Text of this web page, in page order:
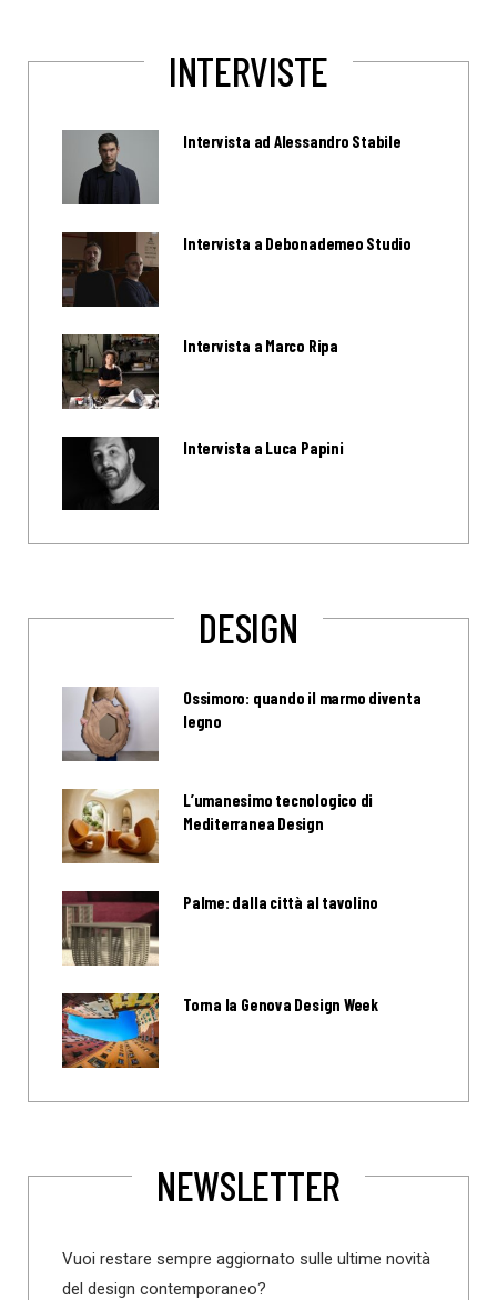
INTERVISTE
Intervista ad Alessandro Stabile
Intervista a Debonademeo Studio
Intervista a Marco Ripa
Intervista a Luca Papini
DESIGN
Ossimoro: quando il marmo diventa
legno
L’umanesimo tecnologico di
Mediterranea Design
Palme: dalla città al tavolino
Torna la Genova Design Week
NEWSLETTER
Vuoi restare sempre aggiornato sulle ultime novità
del design contemporaneo?